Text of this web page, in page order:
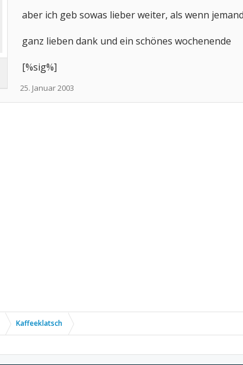
aber ich geb sowas lieber weiter, als wenn
ganz lieben dank und ein schönes wochenende
[%sig%]
25. Januar 2003
Kaffeeklatsch